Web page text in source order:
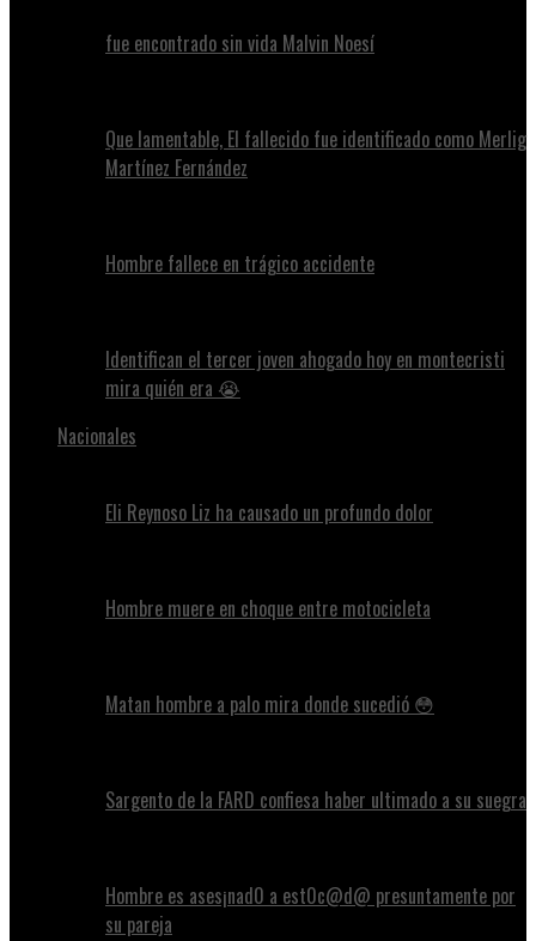
fue encontrado sin vida Malvin Noesí
Que lamentable, El fallecido fue identificado como Merlig
Martínez Fernández
Hombre fallece en trágico accidente
Identifican el tercer joven ahogado hoy en montecristi
mira quién era 😭
Nacionales
Eli Reynoso Liz ha causado un profundo dolor
Hombre muere en choque entre motocicleta
Matan hombre a palo mira donde sucedió 😳
Sargento de la FARD confiesa haber ultimado a su suegra
Hombre es ases¡nad0 a est0c@d@ presuntamente por
su pareja